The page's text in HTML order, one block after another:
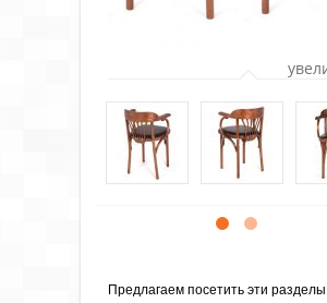
Предлагаем посетить эти